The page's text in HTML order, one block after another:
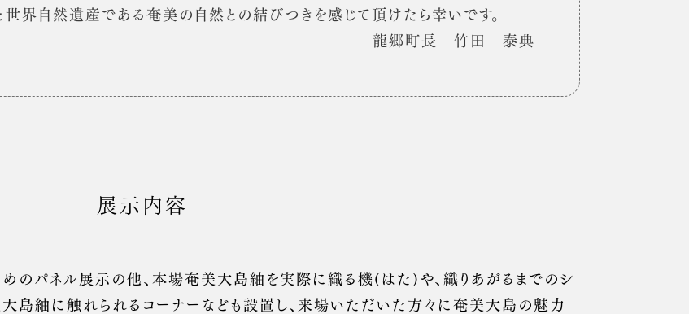
世界自然遺産である奄美の自然との結びつきを感じて頂けたら幸いです。
龍郷町長 竹田 泰典
展示内容
のパネル展示の他、本場奄美大島紬を実際に織る機(はた)や、織りあがるまでのシ
大島紬に触れられるコーナーなども設置し、来場いただいた方々に奄美大島の魅力